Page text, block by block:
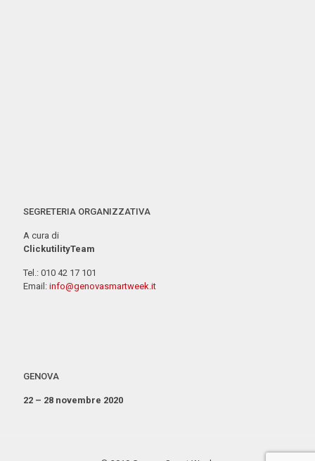
SEGRETERIA ORGANIZZATIVA
A cura di
ClickutilityTeam
Tel.: 010 42 17 101
Email: info@genovasmartweek.it
GENOVA
22 – 28 novembre 2020